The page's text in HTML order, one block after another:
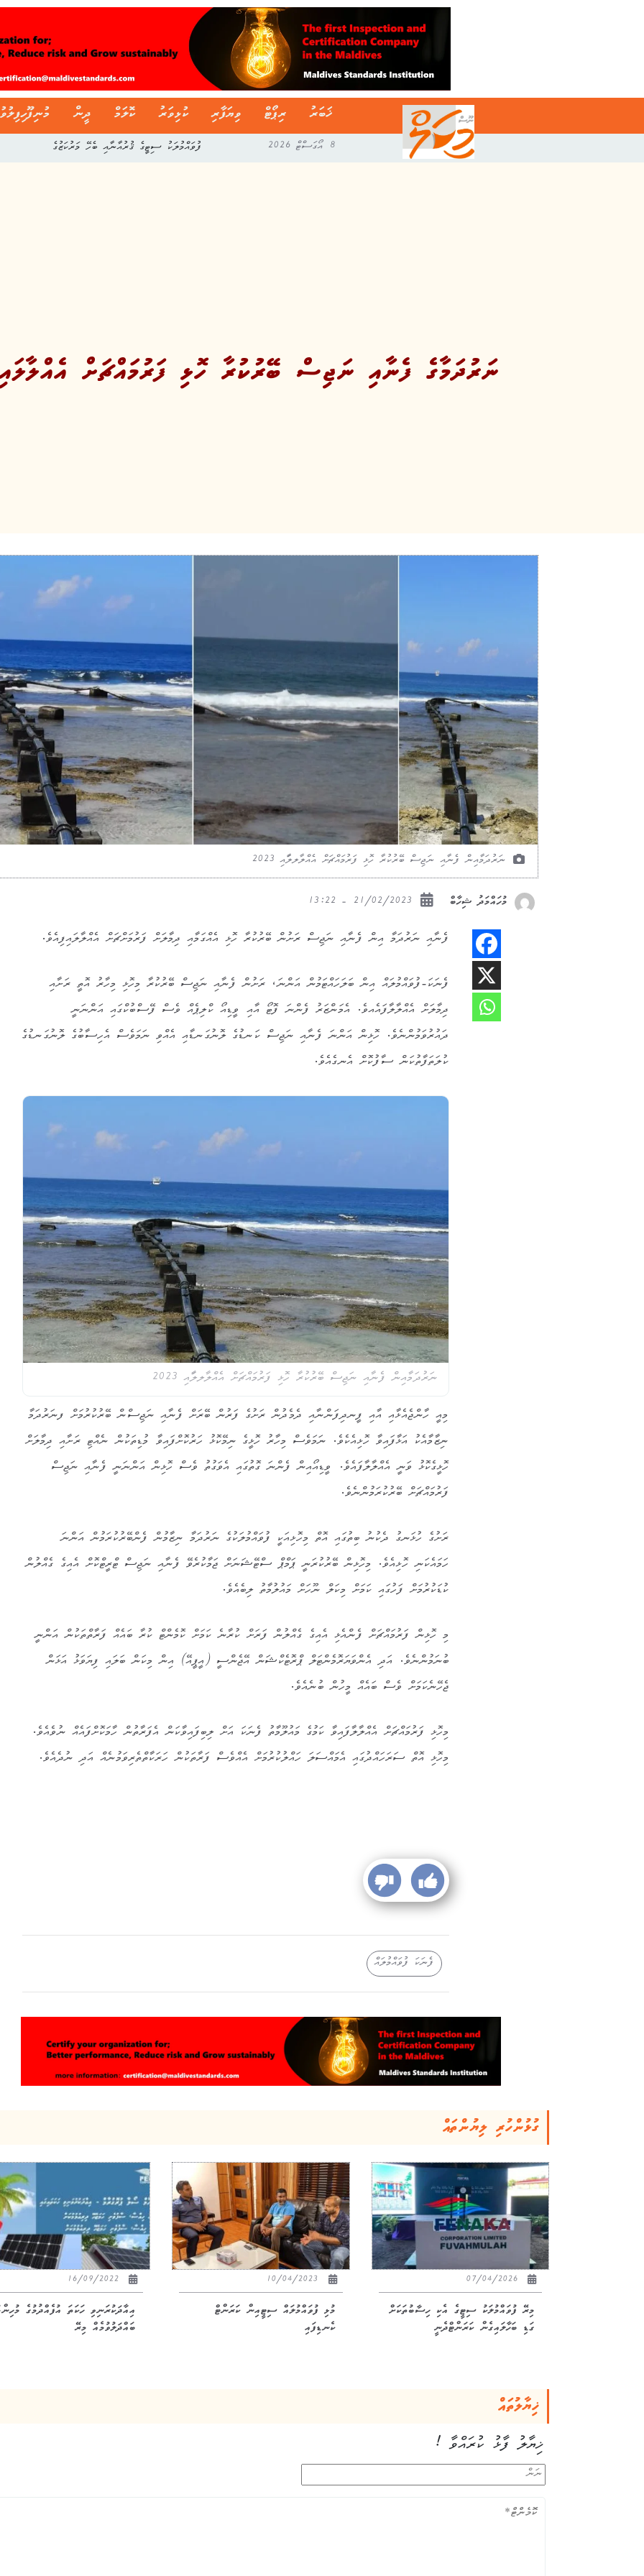
ޚަބަރު ރިޕޯޓް ވިޔަފާރި ކުޅިވަރު ކޮލަމް ދީން
8 އޯގަސްޓް 2026 ފުވައްމުލަކު ސިޓީގެ ޤުރުއާނާއި ބެހޭ މަރުކަޒުގެ
ނަރުދަމާގެ ފެނާއި ނަޖިސް ބޭރުކުރާ ހޮޅި ފަރުމައްޗަށް
ނަރުދަމާއިން ފެނާއި ނަޖިސް ބޭރުކުރާ ހޮޅި ފަރުމައްޗަށް އެއްލާލލާައި 2023
މުހައްމަދު ޝިހާބް
ފެނާއި ނަރުދަމާ އިން ފެނާއި ނަޖިސް ރަށުން ބޭރުކުރާ ހޮޅި އެއްގަމާއި ދިމާލަށް ފަރުމަށްޗަށް އެއްލާލައިފިއެވެ.
ފެނަކަ-ފުވައްމުލައް އިން ބަލަހައްޓަމުން އަންނަ، ރަށުން ފެނާއި ނަޖިސް ބޭރުކުރާ މިހޮޅި މިހާރު އޮތީ ރަށާއި
ދިމާލަށް އެއްލާލާފައެއވެ. އެމަންޒަރު ފެންނަ ފޮޓޯ އާއި ވީޑިއޯ ކްލިޕެއް ވެސް ފޭސްބުކްގައި އަންނަނީ
ދައުރުވަމުންނެވެ. ހޮޅިން އަންނަ ފެނާއި ނަޖިސް ކަނޑުގެ ލޮނުގަނޑާއި އެއްވި ނަމަވެސް އެހިސާބުގެ ލޮނުގަނޑުގެ
ކުލަތަފާތުކަން ސާފުކޮށް އެނގެއެވެ.
ނަރުދަމާއިން ފެނާއި ނަޖިސް ބޭރުކުރާ ހޮޅި ފަރުމައްޗަށް އެއްލާލލާައި 2023
މިއީ ހާންޖެއެޅާއި އާއި ފީނދިފަންނާއި ދެމެދުން ރަށުގެ ފަރުން ބޭރަށް ފެނާއި ނަޖިސްން ބޭރުކުރުމަށް ފނަރުދަމާ
ނިޒާމާއެކު އަޅާފައިވާ ހޮޅިއެކެވެ. ނަމަވެސް މިހާރު ހޮޅީގެ ނިމޭކޮޅު ހަރުކޮށްފައިވާ މުޑިތަކުން ނެއްޓި ރަށާއި ދިމާލަށް
ހޮޅީގެކޮޅު ވަނީ އެއްލާލާފައެވެ. ވީޑިއޯއިން ފެންނަ ގޮތުގައި އެވަގުތު ވެސް ހޮޅިން އަންނަނީ ފެނާއި ނަޖިސް
ފަރުމައްޗަށް ބޭރުކުރަމުންނެވެ.
ރަށުގެ ހުޅަނގު ދެކުނު ބިތުގައި އޮތް މިހޮޅިއަކީ ފުވައްމުލަކުގެ ނަރުދަމާ ނިޒާމުން ފެންބޭރުކުރަމުން އަންނަ
ހަމައެކަނި ހޮޅިއެވެ. މިހޮޅިން ބޭރުކުރަނީ ޕަމްޕް ސްޓޭޝަނަށް ޖަމާކުރެވޭ ފެނާއި ނަޖިސް ޓްރީޓްކޮށް އެއިގެ ގެއްލުން
ކުޑަކުރުމަށް ފަހުގައި ކަމަށް މިކަލް ނޫހަށް މައުލުމާތު ލިބެއެވެ.
މި ހޮޅިން ފަރުމައްޗަށް ފެންއެޅި އެއިގެ ގެއްލުން ފަރަށް ކުރާނެ ކަމަށް ކޮމެންޓް ކުރާ ބައެއް ފަރާތްތަކުން އަންނީ
ބުނަމުންނެވެ. އަދި އެންވަޔަރޮމެންޓަލް ޕްރޮޓެކްޝަން އޭޖެންސީ (އީޕީއޭ) އިން މިކަން ބަލައި ފިޔަވަޅު އަޅަން
ޖެހޭނެކަމަށް ވެސް ބައެއް މީހުން ބުނެއެވެ.
މިހޮޅި ފަރުމައްޗަށް އެއްލާލާފައިވާ ކަމުގެ މައުލޫމާތު ފެނަކަ އަށް ލިބިފައިވާކަން އެފަރާތުން ހާމަކޮށްފައެއް ނުވެއެވެ.
މިހޮޅި އޮތް ސަރަހައްދުގައި އެމައްސަލަ ހައްލުކުރުމަށް އެއްވެސް ފަރާތަކުން ހަރަކާތްތެރިވަމުނެއް އަދި ނުދެއެވެ.
ފެނަކަ ފުވައްމުލައް
ގުޅުންހުރި ލިޔުންތައް
07/04/2026
މިރޭ ފުވައްމުލަކު ސިޓީގެ އެކި ހިސާބުތަކަށް
ގަޑި ބަހާލައިގެން ކަރަންޓްދެނީ
މުޅި ފުވައްމުލައް ސިޓީއިން ކަރަންޓް
ކެނޑިފައި
16/09/2022
އިއާދަކުރަނިވި ހަކަތަ އުފެއްދުމުގެ
ބައްދަލުވުމެއް މިރޭ
ޚިޔާލުތައް
ޚިޔާލު ފާޅު ކުރައްވާ !